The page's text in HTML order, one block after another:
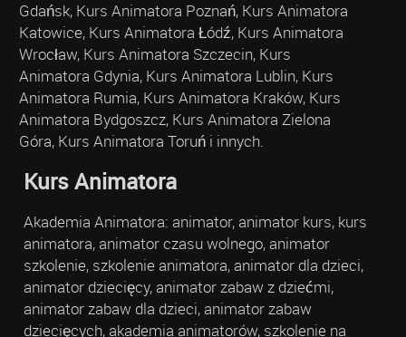
Gdańsk, Kurs Animatora Poznań, Kurs Animatora
Katowice, Kurs Animatora Łódź, Kurs Animatora
Wrocław, Kurs Animatora Szczecin, Kurs
Animatora Gdynia, Kurs Animatora Lublin, Kurs
Animatora Rumia, Kurs Animatora Kraków, Kurs
Animatora Bydgoszcz, Kurs Animatora Zielona
Góra, Kurs Animatora Toruń i innych.
Kurs Animatora
Akademia Animatora: animator, animator kurs, kurs
animatora, animator czasu wolnego, animator
szkolenie, szkolenie animatora, animator dla dzieci,
animator dziecięcy, animator zabaw z dziećmi,
animator zabaw dla dzieci, animator zabaw
dziecięcych, akademia animatorów, szkolenie na